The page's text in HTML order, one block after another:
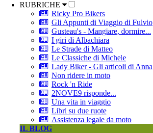
RUBRICHE
Ricky Pro Bikers
Gli Appunti di Viaggio di Fulvio
Gusteau's - Mangiare, dormire...
I giri di Albachiara
Le Strade di Matteo
Le Classiche di Michele
Lady Biker - Gli articoli di Anna
Non ridere in moto
Rock 'n Ride
2NOVE9 risponde...
Una vita in viaggio
Libri su due ruote
Assistenza legale da moto
IL BLOG